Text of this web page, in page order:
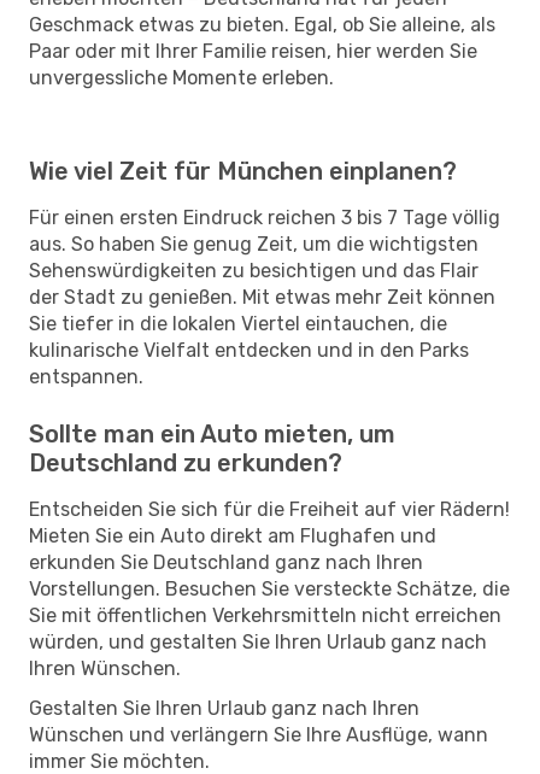
Geschmack etwas zu bieten. Egal, ob Sie alleine, als
Paar oder mit Ihrer Familie reisen, hier werden Sie
unvergessliche Momente erleben.
Wie viel Zeit für München einplanen?
Für einen ersten Eindruck reichen 3 bis 7 Tage völlig
aus. So haben Sie genug Zeit, um die wichtigsten
Sehenswürdigkeiten zu besichtigen und das Flair
der Stadt zu genießen. Mit etwas mehr Zeit können
Sie tiefer in die lokalen Viertel eintauchen, die
kulinarische Vielfalt entdecken und in den Parks
entspannen.
Sollte man ein Auto mieten, um
Deutschland zu erkunden?
Entscheiden Sie sich für die Freiheit auf vier Rädern!
Mieten Sie ein Auto direkt am Flughafen und
erkunden Sie Deutschland ganz nach Ihren
Vorstellungen. Besuchen Sie versteckte Schätze, die
Sie mit öffentlichen Verkehrsmitteln nicht erreichen
würden, und gestalten Sie Ihren Urlaub ganz nach
Ihren Wünschen.
Gestalten Sie Ihren Urlaub ganz nach Ihren
Wünschen und verlängern Sie Ihre Ausflüge, wann
immer Sie möchten.